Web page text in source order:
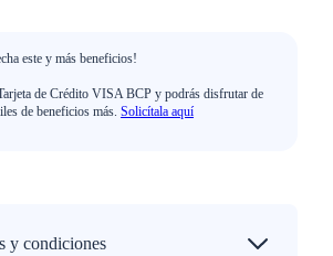
este y más beneficios!
de Crédito VISA BCP y podrás disfrutar de
de beneficios más. Solicítala aquí
y condiciones